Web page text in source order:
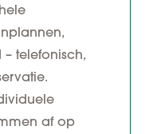
telefonisch,
af op